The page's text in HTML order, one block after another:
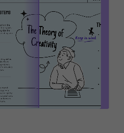
d'OCR et
uniquement des